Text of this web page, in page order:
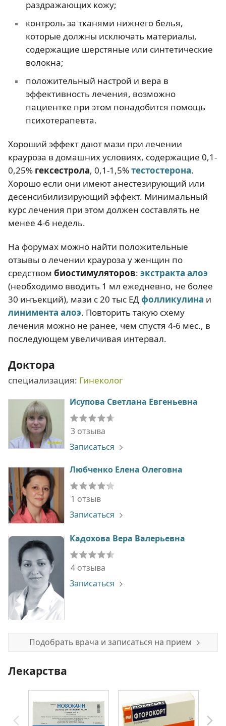
раздражающих кожу;
контроль за тканями нижнего белья,
которые должны исключать материалы,
содержащие шерстяные или синтетические
волокна;
положительный настрой и вера в
эффективность лечения, возможно
пациентке при этом понадобится помощь
психотерапевта.
Хороший эффект дают мази при лечении
крауроза в домашних условиях, содержащие 0,1-
0,25% гексестрола, 0,1-1,5%тестостерона.
Хорошо если они имеют анестезирующий или
десенсибилизирующий эффект. Минимальный
курс лечения при этом должен составлять не
менее 4-6 недель.
На форумах можно найти положительные
отзывы о лечении крауроза у женщин по
средством биостимуляторов: экстракта алоэ
(необходимо вводить 1 мл ежедневно, не более
30 инъекций), мази с 20 тыс ЕДфолликулина и
линимента алоэ. Повторить такую схему
лечения можно не ранее, чем спустя 4-6 мес., в
последующем увеличивая интервал.
Доктора
специализация: Гинеколог
Исупова Светлана Евгеньевна
3 отзыва
Записаться
Любченко Елена Олеговна
1 отзыв
Записаться
Кадохова Вера Валерьевна
4 отзыва
Записаться
Подобрать врача и записаться на прием
Лекарства